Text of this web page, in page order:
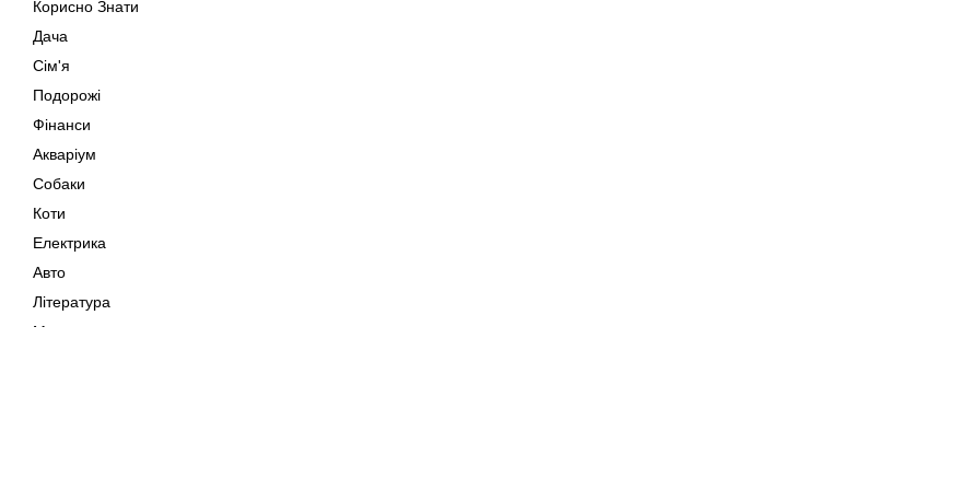
Корисно Знати
Дача
Сім'я
Подорожі
Фінанси
Акваріум
Собаки
Коти
Електрика
Авто
Література
Музика